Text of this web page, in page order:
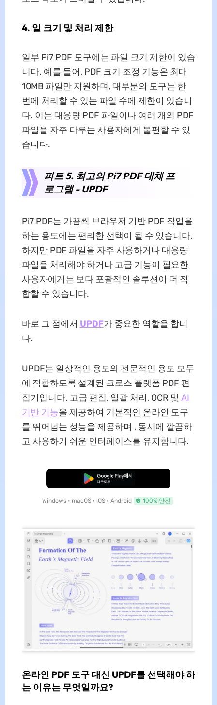
4. 일 크기 및 처리 제한
일부 Pi7 PDF 도구에는 파일 크기 제한이 있습
니다. 예를 들어, PDF 크기 조정 기능은 최대
10MB 파일만 지원하며, 대부분의 도구는 한
번에 처리할 수 있는 파일 수에 제한이 있습니
다. 이는 대용량 PDF 파일이나 여러 개의 PDF
파일을 자주 다루는 사용자에게 불편할 수 있
습니다.
파트 5. 최고의 Pi7 PDF 대체 프
로그램 - UPDF
Pi7 PDF는 가끔씩 브라우저 기반 PDF 작업을
하는 용도에는 편리한 선택이 될 수 있습니다.
하지만 PDF 파일을 자주 사용하거나 대용량
파일을 처리해야 하거나 고급 기능이 필요한
사용자에게는 보다 포괄적인 솔루션이 더 적
합할 수 있습니다.
바로 그 점에서 UPDF가 중요한 역할을 합니
다.
UPDF는 일상적인 용도와 전문적인 용도 모두
에 적합하도록 설계된 크로스 플랫폼 PDF 편
집기입니다. 고급 편집, 일괄 처리, OCR 및 AI
기반 기능을 제공하여 기본적인 온라인 도구
를 뛰어넘는 성능을 제공하며 , 동시에 깔끔하
고 사용하기 쉬운 인터페이스를 유지합니다.
무료로 다운로드
Windows • macOS • iOS • Android 100% 안전
온라인 PDF 도구 대신 UPDF를 선택해야 하
는 이유는 무엇일까요?